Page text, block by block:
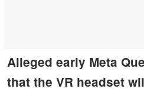
Alleged early Meta
that the VR headset